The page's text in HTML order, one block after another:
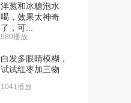
洋葱和冰糖泡水
喝，效果太神奇
了，可...
980播放
白发多眼睛模糊，
试试红枣加三物
1041播放